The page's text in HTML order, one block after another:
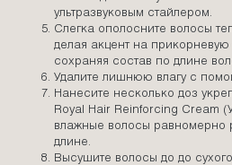
ультразвуковым стайлером.
Слегка ополосните волосы
делая акцент на
сохраняя состав по длине
Удалите лишнюю влагу с
Нанесите несколько доз
Royal Hair Reinforcing Cream
влажные волосы равномерно
длине.
Высушите волосы до до